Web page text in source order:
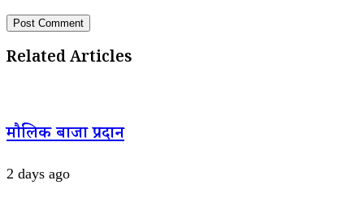
Related Articles
मौलिक बाजा प्रदान
2 days ago